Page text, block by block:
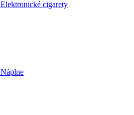
Elektronické cigarety
Náplne